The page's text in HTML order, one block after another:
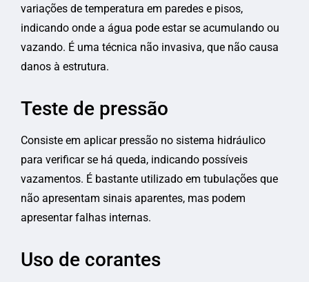
variações de temperatura em paredes e pisos,
indicando onde a água pode estar se acumulando ou
vazando. É uma técnica não invasiva, que não causa
danos à estrutura.
Teste de pressão
Consiste em aplicar pressão no sistema hidráulico
para verificar se há queda, indicando possíveis
vazamentos. É bastante utilizado em tubulações que
não apresentam sinais aparentes, mas podem
apresentar falhas internas.
Uso de corantes